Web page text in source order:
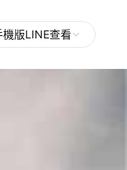
機版LINE查看